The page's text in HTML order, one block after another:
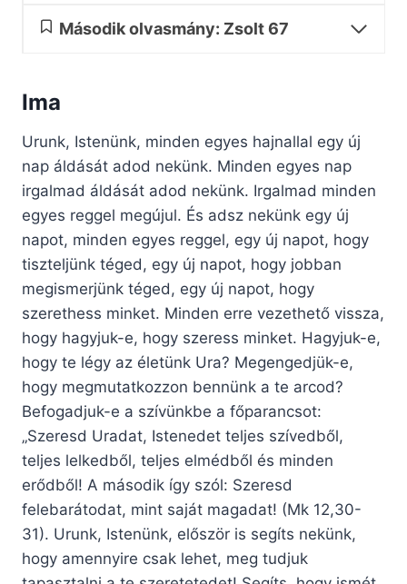
Második olvasmány: Zsolt 67
Ima
Urunk, Istenünk, minden egyes hajnallal egy új
nap áldását adod nekünk. Minden egyes nap
irgalmad áldását adod nekünk. Irgalmad minden
egyes reggel megújul. És adsz nekünk egy új
napot, minden egyes reggel, egy új napot, hogy
tiszteljünk téged, egy új napot, hogy jobban
megismerjünk téged, egy új napot, hogy
szerethess minket. Minden erre vezethető vissza,
hogy hagyjuk-e, hogy szeress minket. Hagyjuk-e,
hogy te légy az életünk Ura? Megengedjük-e,
hogy megmutatkozzon bennünk a te arcod?
Befogadjuk-e a szívünkbe a főparancsot:
„Szeresd Uradat, Istenedet teljes szívedből,
teljes lelkedből, teljes elmédből és minden
erődből! A második így szól: Szeresd
felebarátodat, mint saját magadat! (Mk 12,30-
31). Urunk, Istenünk, először is segíts nekünk,
hogy amennyire csak lehet, meg tudjuk